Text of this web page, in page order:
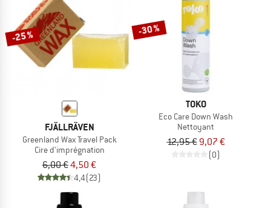
-25 %
FJÄLLRÄVEN
Greenland Wax Travel Pack
Cire d'imprégnation
6,00 €4,50 €
4,4(23)
-30 %
TOKO
Eco Care Down Wash
Nettoyant
12,95 € 9,07 €
(0)